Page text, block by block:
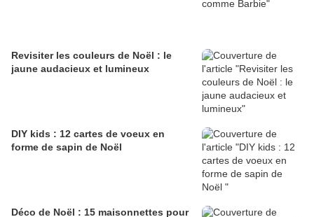
Revisiter les couleurs de Noël : le
jaune audacieux et lumineux
DIY kids : 12 cartes de voeux en
forme de sapin de Noël
Déco de Noël : 15 maisonnettes pour